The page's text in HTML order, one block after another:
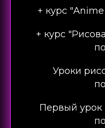
+ курс
+ курс
Уроки
Первый урок